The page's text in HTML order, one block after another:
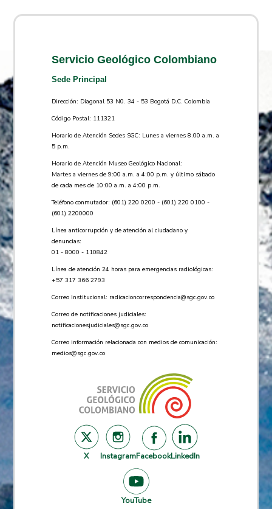
Servicio Geológico Colombiano
Sede Principal
Dirección: Diagonal 53 N0. 34 - 53 Bogotá D.C. Colombia
Código Postal: 111321
Horario de Atención Sedes SGC: Lunes a viernes 8.00 a.m. a
5 p.m.
Horario de Atención Museo Geológico Nacional:
Martes a viernes de 9:00 a.m. a 4:00 p.m. y último sábado
de cada mes de 10:00 a.m. a 4:00 p.m.
Teléfono conmutador: (601) 220 0200 - (601) 220 0100 -
(601) 2200000
Línea anticorrupción y de atención al ciudadano y
denuncias:
01 - 8000 - 110842
Línea de atención 24 horas para emergencias radiológicas:
+57 ​317 366 2793
Correo Institucional: radicacioncorrespondencia@sgc.gov.co
Correo de notificaciones judiciales:
notificacionesjudiciales@sgc.gov.co
Correo información relacionada con medios de comunicación:
medios@sgc.gov.co
X InstagramFacebookLinkedIn
YouTube